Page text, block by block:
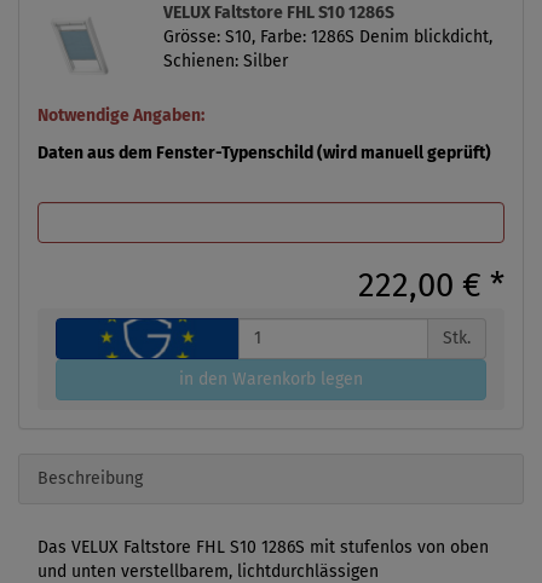
VELUX Faltstore FHL S10 1286S
Grösse: S10, Farbe: 1286S Denim blickdicht,
Schienen: Silber
Notwendige Angaben:
Daten aus dem Fenster-Typenschild (wird manuell geprüft)
222,00 € *
Stk.
in den Warenkorb legen
Beschreibung
Das VELUX Faltstore FHL S10 1286S mit stufenlos von oben
und unten verstellbarem, lichtdurchlässigen